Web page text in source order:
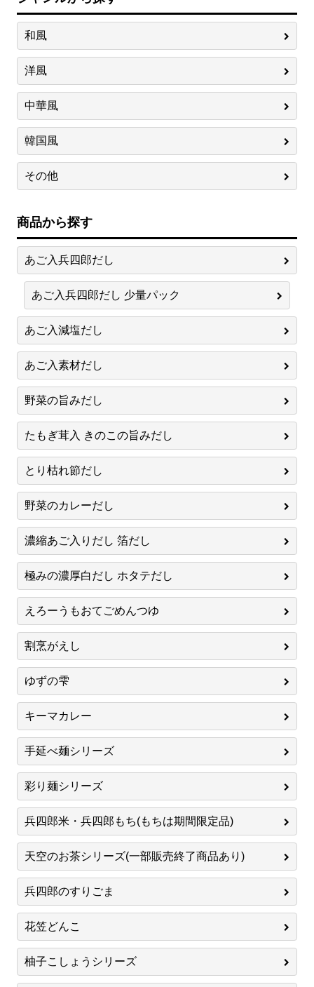
和風
洋風
中華風
韓国風
その他
商品から探す
あご入兵四郎だし
あご入兵四郎だし 少量パック
あご入減塩だし
あご入素材だし
野菜の旨みだし
たもぎ茸入 きのこの旨みだし
とり枯れ節だし
野菜のカレーだし
濃縮あご入りだし 箔だし
極みの濃厚白だし ホタテだし
えろーうもおてごめんつゆ
割烹がえし
ゆずの雫
キーマカレー
手延べ麺シリーズ
彩り麺シリーズ
兵四郎米・兵四郎もち(もちは期間限定品)
天空のお茶シリーズ(一部販売終了商品あり)
兵四郎のすりごま
花笠どんこ
柚子こしょうシリーズ